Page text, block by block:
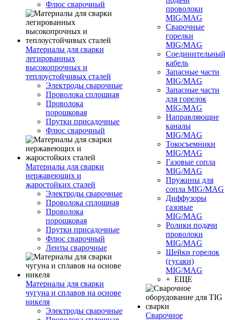
Флюс сварочный
Материалы для сварки
легированных
высокопрочных и
теплоустойчивых сталей
Электроды сварочные
Проволока сплошная
Проволока
порошковая
Прутки присадочные
Флюс сварочный
Материалы для сварки
нержавеющих и
жаростойких сталей
Электроды сварочные
Проволока сплошная
Проволока
порошковая
Прутки присадочные
Флюс сварочный
Ленты сварочные
Материалы для сварки
чугуна и сплавов на основе
никеля
Электроды сварочные
проволоки
MIG/MAG
Сварочные
горелки
MIG/MAG
Соединительный
кабель
Запасные части
MIG/MAG
Запасные части
для горелок
MIG/MAG
Направляющие
каналы
MIG/MAG
Токосъемники
MIG/MAG
Газовые сопла
MIG/MAG
Пружины для
сопла MIG/MAG
Диффузоры
газовые
MIG/MAG
Ролики подачи
проволоки
MIG/MAG
Шейки горелок
(гусаки)
MIG/MAG
+ ЕЩЕ
Сварочное